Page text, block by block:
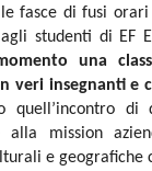
fasce di fusi orari
studenti di EF
una
veri insegnanti e
quell’incontro di
alla mission
e geografiche